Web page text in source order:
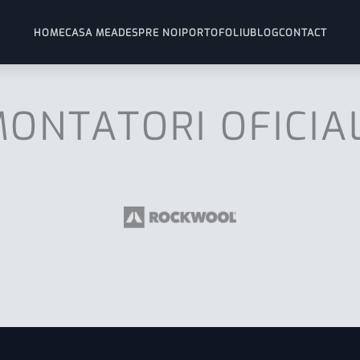
HOMECASA MEADESPRE NOIPORTOFOLIUBLOGCONTACT